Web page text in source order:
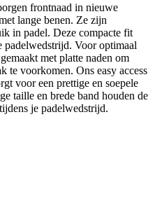
frontnaad in nieuwe
lange benen. Ze zijn
in padel. Deze compacte fit
padelwedstrijd. Voor optimaal
met platte naden om
te voorkomen. Ons easy access
voor een prettige en soepele
taille en brede band houden de
je padelwedstrijd.